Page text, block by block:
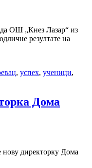
ОШ „Кнез Лазар“ из
резултате на
, успех, ученици,
Дома
нову директорку Дома